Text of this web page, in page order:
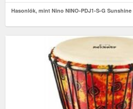
Hasonlók, mint Nino NINO-PDJ1-S-G Sunshine